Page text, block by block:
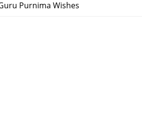
Purnima Wishes